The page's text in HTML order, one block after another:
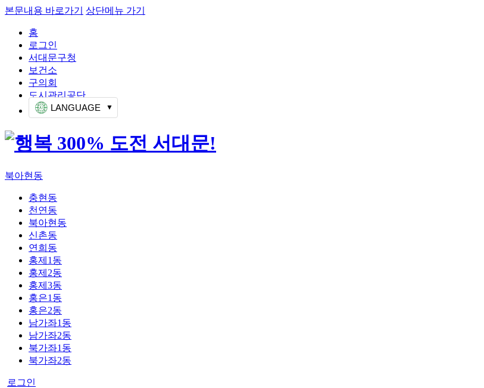
본문내용 바로가기 상단메뉴 가기
홈
로그인
서대문구청
보건소
구의회
도시관리공단
LANGUAGE
북아현동
충현동
천연동
북아현동
신촌동
연희동
홍제1동
홍제2동
홍제3동
홍은1동
홍은2동
남가좌1동
남가좌2동
북가좌1동
북가좌2동
로그인